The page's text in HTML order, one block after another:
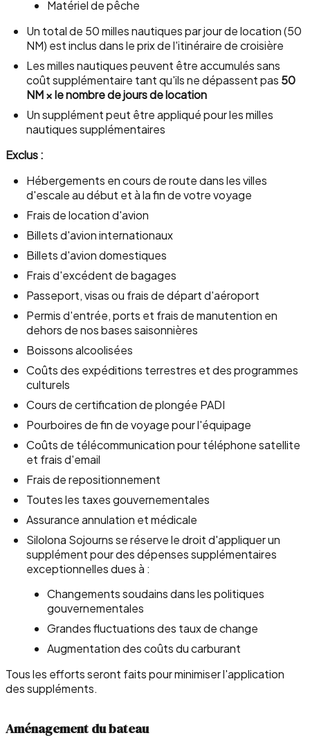
Matériel de pêche
Un total de 50 milles nautiques par jour de location (50
NM) est inclus dans le prix de l'itinéraire de croisière
Les milles nautiques peuvent être accumulés sans
coût supplémentaire tant qu'ils ne dépassent pas 50
NM × le nombre de jours de location
Un supplément peut être appliqué pour les milles
nautiques supplémentaires
Exclus :
Hébergements en cours de route dans les villes
d'escale au début et à la fin de votre voyage
Frais de location d'avion
Billets d'avion internationaux
Billets d'avion domestiques
Frais d'excédent de bagages
Passeport, visas ou frais de départ d'aéroport
Permis d'entrée, ports et frais de manutention en
dehors de nos bases saisonnières
Boissons alcoolisées
Coûts des expéditions terrestres et des programmes
culturels
Cours de certification de plongée PADI
Pourboires de fin de voyage pour l'équipage
Coûts de télécommunication pour téléphone satellite
et frais d'email
Frais de repositionnement
Toutes les taxes gouvernementales
Assurance annulation et médicale
Silolona Sojourns se réserve le droit d'appliquer un
supplément pour des dépenses supplémentaires
exceptionnelles dues à :
Changements soudains dans les politiques
gouvernementales
Grandes fluctuations des taux de change
Augmentation des coûts du carburant
Tous les efforts seront faits pour minimiser l'application
des suppléments.
Aménagement du bateau